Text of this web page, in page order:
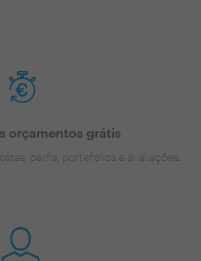
orçamentos grátis
perfis, portefólios e avaliações.